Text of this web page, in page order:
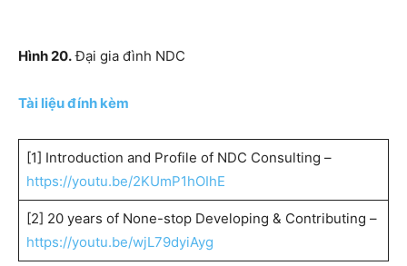
Hình 20.Đại gia đình NDC
Tài liệu đính kèm
[1] Introduction and Profile of NDC Consulting –
https://youtu.be/2KUmP1hOIhE
[2] 20 years of None-stop Developing & Contributing –
https://youtu.be/wjL79dyiAyg